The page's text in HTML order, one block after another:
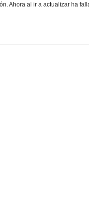
Ahora al ir a actualizar ha